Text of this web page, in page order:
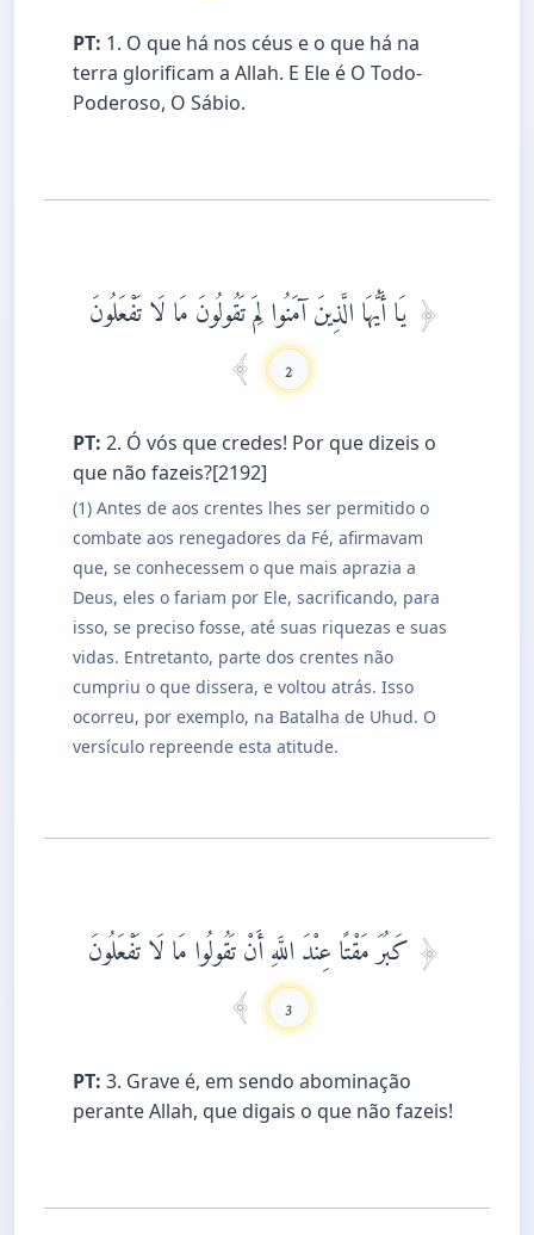
PT: 1. O que há nos céus e o que há na
terra glorificam a Allah. E Ele é O Todo-
Poderoso, O Sábio.
يَا أَيُّهَا الَّذِينَ آمَنُوا لِمَ تَقُولُونَ مَا لَا تَفْعَلُونَ
2
PT: 2. Ó vós que credes! Por que dizeis o
que não fazeis?[2192]
(1) Antes de aos crentes lhes ser permitido o
combate aos renegadores da Fé, afirmavam
que, se conhecessem o que mais aprazia a
Deus, eles o fariam por Ele, sacrificando, para
isso, se preciso fosse, até suas riquezas e suas
vidas. Entretanto, parte dos crentes não
cumpriu o que dissera, e voltou atrás. Isso
ocorreu, por exemplo, na Batalha de Uhud. O
versículo repreende esta atitude.
كَبُرَ مَقْتًا عِنْدَ اللَّهِ أَنْ تَقُولُوا مَا لَا تَفْعَلُونَ
3
PT: 3. Grave é, em sendo abominação
perante Allah, que digais o que não fazeis!